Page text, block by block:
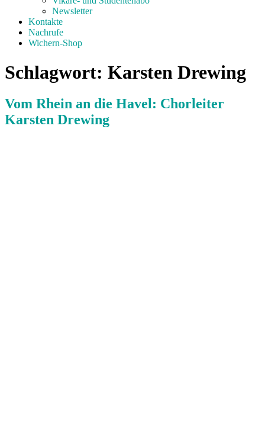
Newsletter
Kontakte
Nachrufe
Wichern-Shop
Schlagwort: Karsten Drewing
Vom Rhein an die Havel: Chorleiter
Karsten Drewing